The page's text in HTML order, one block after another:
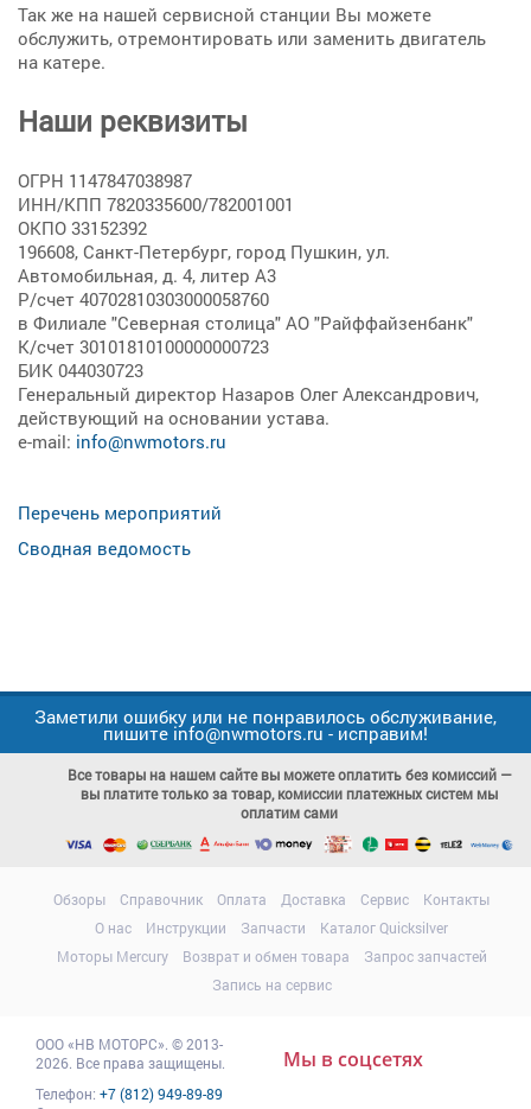
Так же на нашей сервисной станции Вы можете
обслужить, отремонтировать или заменить двигатель
на катере.
Наши реквизиты
ОГРН 1147847038987
ИНН/КПП 7820335600/782001001
ОКПО 33152392
196608, Санкт-Петербург, город Пушкин, ул.
Автомобильная, д. 4, литер А3
Р/счет 40702810303000058760
в Филиале "Северная столица" АО "Райффайзенбанк"
К/счет 30101810100000000723
БИК 044030723
Генеральный директор Назаров Олег Александрович,
действующий на основании устава.
e-mail: info@nwmotors.ru
Перечень мероприятий
Сводная ведомость
Заметили ошибку или не понравилось обслуживание,
пишите info@nwmotors.ru - исправим!
Все товары на нашем сайте вы можете оплатить без комиссий —
вы платите только за товар, комиссии платежных систем мы
оплатим сами
Обзоры Справочник Оплата Доставка Сервис
Контакты
О нас
Инструкции Запчасти
Каталог Quicksilver
Моторы Mercury
Возврат и обмен товара
Запрос запчастей
Запись на сервис
ООО«НВ МОТОРС». © 2013-
2026. Все права защищены.
Телефон: +7 (812) 949-89-89
Мы в соцсетях